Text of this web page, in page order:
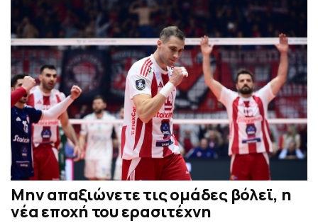
Μην απαξιώνετε τις ομάδες βόλεϊ, η
νέα εποχή του ερασιτέχνη